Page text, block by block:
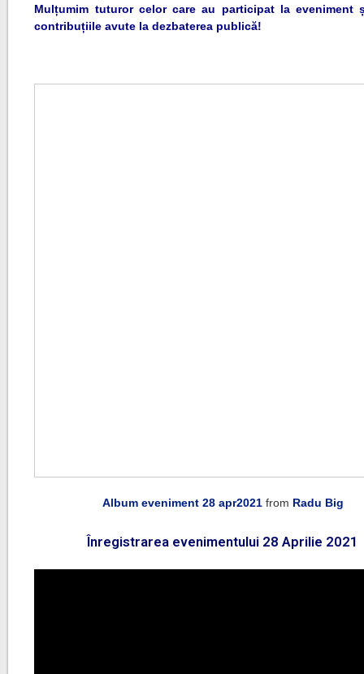
Mulțumim tuturor celor care au participat la eveniment
contribuțiile avute la dezbaterea publică!
Album eveniment 28 apr2021 from Radu Big
Înregistrarea evenimentului 28 Aprilie 2021